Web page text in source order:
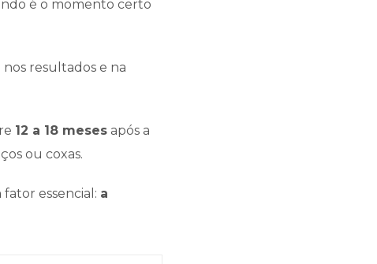
é o momento certo
resultados e na
12 a 18 meses após a
ou coxas.
essencial: a